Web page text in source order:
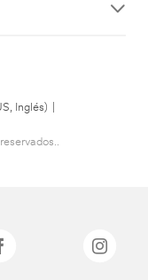
Inglés)